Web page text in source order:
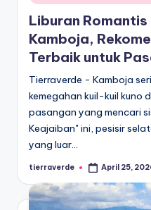
in
Liburan Romantis
Kamboja,
Terbaik untuk
Tierraverde - Kamboja
kemegahan kuil-kuil kuno
pasangan yang mencari
Keajaiban" ini, pesisir
yang luar…
Posted
tierraverde April 25,